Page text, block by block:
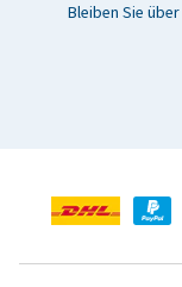
Bleiben Sie